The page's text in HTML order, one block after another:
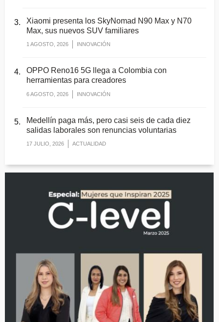
Xiaomi presenta los SkyNomad N90 Max y N70
Max, sus nuevos SUV familiares
1 AGOSTO, 2026 INNOVACIÓN
OPPO Reno16 5G llega a Colombia con
herramientas para creadores
6 AGOSTO, 2026 INNOVACIÓN
Medellín paga más, pero casi seis de cada diez
salidas laborales son renuncias voluntarias
17 JULIO, 2026 ACTUALIDAD